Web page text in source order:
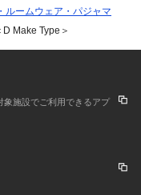
かけての高い脇ライン
安定感と背中のシル
なシルエットがお好き
ルームウェア・パジャマ
Make Type＞
象施設でご利用できるアプ